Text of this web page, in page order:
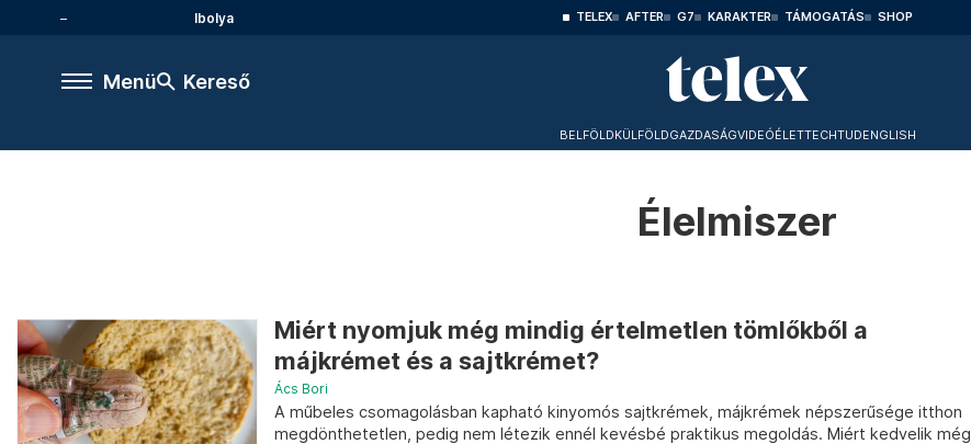
Ibolya TELEX AFTER G7 KARAKTER TÁMOGATÁS SHOP
Menü Kereső
BELFÖLDKÜLFÖLDGAZDASÁGVIDEÓÉLETTECHTUDENGLISH
Élelmiszer
Miért nyomjuk még mindig értelmetlen tömlőkből a
májkrémet és a sajtkrémet?
Ács Bori
A műbeles csomagolásban kapható kinyomós sajtkrémek, májkrémek népszerűsége itthon
megdönthetetlen, pedig nem létezik ennél kevésbé praktikus megoldás. Miért kedvelik még